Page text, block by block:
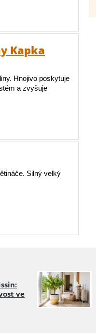
Kapka
Hnojivo poskytuje
a zvyšuje
Silný velký
ve